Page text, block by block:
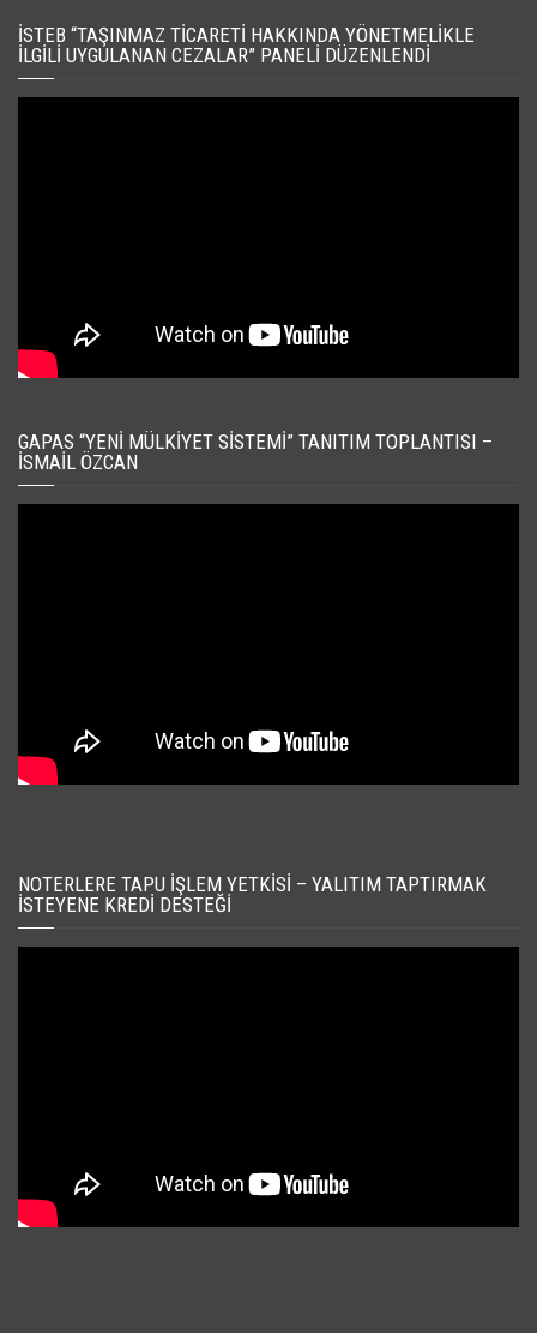
İSTEB “TAŞINMAZ TICARETI HAKKINDA YÖNETMELIKLE
İLGILI UYGULANAN CEZALAR” PANELI DÜZENLENDI
GAPAS “YENI MÜLKIYET SISTEMI” TANITIM TOPLANTISI –
İSMAIL ÖZCAN
NOTERLERE TAPU İŞLEM YETKISI – YALITIM TAPTIRMAK
İSTEYENE KREDI DESTEĞI